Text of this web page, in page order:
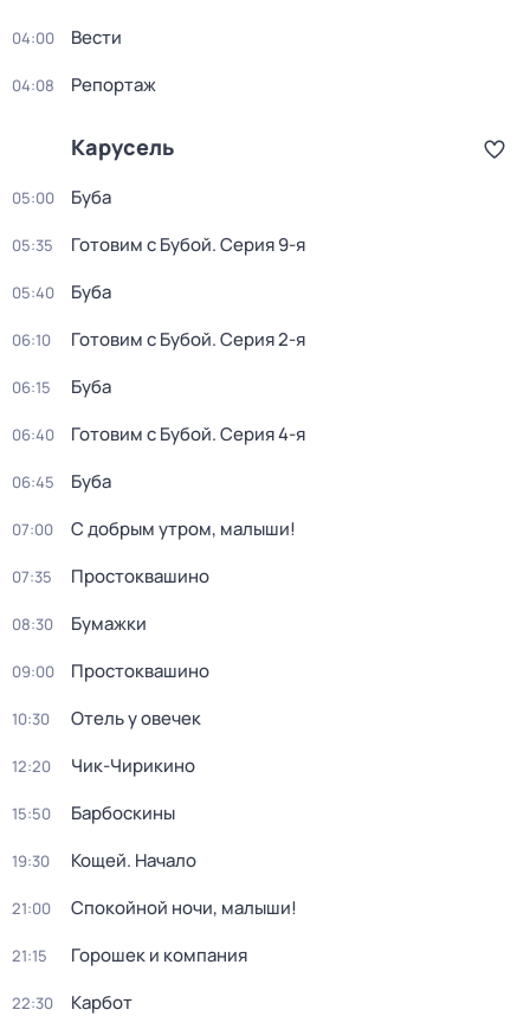
04:00 Вести
04:08 Репортаж
Карусель
05:00 Буба
05:35 Готовим с Бубой. Серия 9-я
05:40 Буба
06:10 Готовим с Бубой. Серия 2-я
06:15 Буба
06:40 Готовим с Бубой. Серия 4-я
06:45 Буба
07:00 С добрым утром, малыши!
07:35 Простоквашино
08:30 Бумажки
09:00 Простоквашино
10:30 Отель у овечек
12:20 Чик-Чирикино
15:50 Барбоскины
19:30 Кощей. Начало
21:00 Спокойной ночи, малыши!
21:15 Горошек и компания
22:30 Карбот